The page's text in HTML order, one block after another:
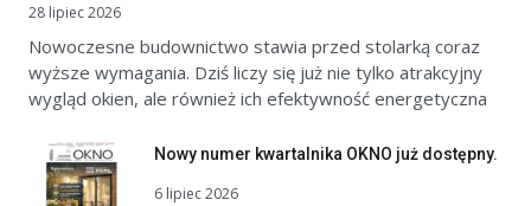
28 lipiec 2026
Nowoczesne budownictwo stawia przed stolarką coraz
wyższe wymagania. Dziś liczy się już nie tylko atrakcyjny
wygląd okien, ale również ich efektywność energetyczna
Nowy numer kwartalnika OKNO już dostępny.
6 lipiec 2026